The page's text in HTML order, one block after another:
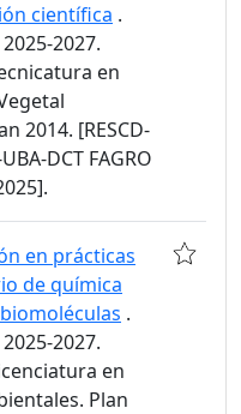
científica .
2027.
en
2014. [RESCD-
DCT FAGRO
en prácticas
de química
.
2027.
en
Plan